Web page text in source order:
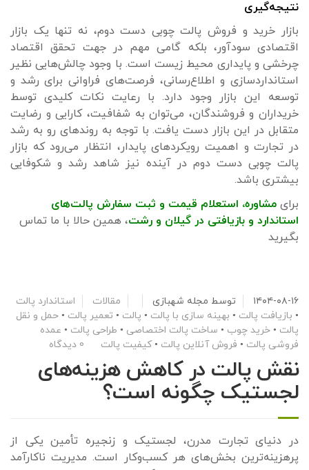
نتیجه‌گیری
بازار خرید و فروش پالت چوبی دست دوم، نه تنها یک بازار
اقتصادی سودآور، بلکه گامی مهم در جهت تحقق اقتصاد
چرخشی و پایداری محیط زیست است. با وجود چالش‌هایی نظیر
استانداردسازی و اطلاع‌رسانی، فرصت‌های فراوانی برای رشد و
توسعه این بازار وجود دارد. با رعایت نکات کلیدی توسط
خریداران و فروشندگان، می‌توان به شفافیت، کارایی و رضایت
متقابل در این بازار دست یافت. با توجه به روندهای رو به رشد
در تجارت و اهمیت رویکردهای پایدار، انتظار می‌رود که بازار
پالت چوبی دست دوم در آینده نیز شاهد رشد و شکوفایی
بیشتری باشد.
برای مشاوره، استعلام قیمت و ثبت سفارش پالت‌های
استاندارد و بازیافتی در گیلان و رشت، همین حالا با ما تماس
بگیرید
۱۴۰۴-۰۸-۱۶ توسط مجله شهبازی مقالات
استاندارد پالت
• بازیافت پالت • بهینه سازی با پالت • پالت • تعمیر پالت • حمل و نقل
پالت • خرید چوب • ساخت پالت اختصاصی • طراحی پالت • عمده
فروشی پالت • فروش آنلاین پالت •کیفیت پالت 0 دیدگاه
نقش پالت در کاهش هزینه‌های
لجستیک چگونه است؟
در دنیای تجارت مدرن، لجستیک و زنجیره تأمین یکی از
پرهزینه‌ترین بخش‌های هر کسب‌وکار است. مدیریت ناکارآمد